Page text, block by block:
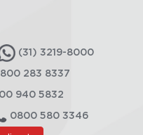
(31) 3219-8000
283 8337
940 5832
0800 580 3346